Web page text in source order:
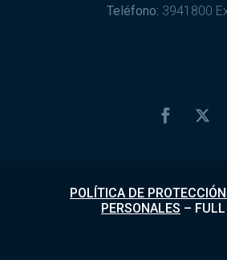
Teléfono: 3941800
POLÍTICA DE
PERSONALES –